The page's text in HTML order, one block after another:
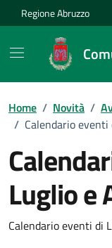
Vai ai contenuti
Vai al footer
Regione Abruzzo
Home / Novità /
/ Calendario
Luglio e
Dettagli
Calendario eventi di